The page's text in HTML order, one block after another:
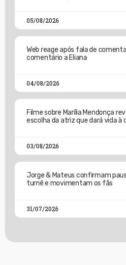
05/08/2026
Web reage após fala de
comentário a Eliana
04/08/2026
Filme sobre Marília Mendonça
escolha da atriz que dará vida à
03/08/2026
Jorge & Mateus confirmam
turnê e movimentam os fãs
31/07/2026